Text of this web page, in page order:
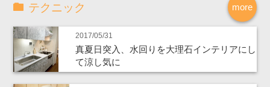
more
テクニック
2017/05/31
真夏日突入、水回りを大理石インテリアにし
て涼し気に